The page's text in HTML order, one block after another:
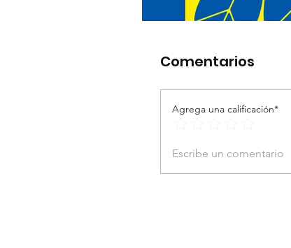
Comentarios
Agrega una calificación*
Escribe un comentario